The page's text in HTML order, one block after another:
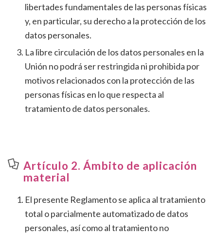
libertades fundamentales de las personas físicas
y, en particular, su derecho a la protección de los
datos personales.
La libre circulación de los datos personales en la
Unión no podrá ser restringida ni prohibida por
motivos relacionados con la protección de las
personas físicas en lo que respecta al
tratamiento de datos personales.
Artículo 2. Ámbito de aplicación
material
El presente Reglamento se aplica al tratamiento
total o parcialmente automatizado de datos
personales, así como al tratamiento no